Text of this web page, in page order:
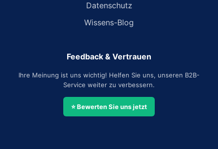
Datenschutz
Wissens-Blog
Feedback & Vertrauen
Ihre Meinung ist uns wichtig! Helfen Sie uns, unseren B2B-
Service weiter zu verbessern.
⭐ Bewerten Sie uns jetzt